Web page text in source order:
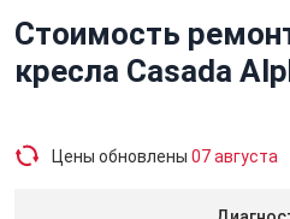
Стоимость
кресла Casada
Цены обновлены 07 августа